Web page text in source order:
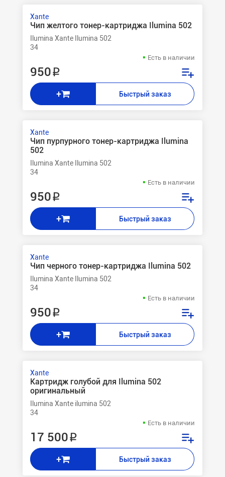
Xante
Чип желтого тонер-картриджа Ilumina 502
Ilumina Xante Ilumina 502
34
Есть в наличии
950 ₽
+ Быстрый заказ
Xante
Чип пурпурного тонер-картриджа Ilumina
502
Ilumina Xante Ilumina 502
34
Есть в наличии
950 ₽
+ Быстрый заказ
Xante
Чип черного тонер-картриджа Ilumina 502
Ilumina Xante Ilumina 502
34
Есть в наличии
950 ₽
+ Быстрый заказ
Xante
Картридж голубой для Ilumina 502
оригинальный
Ilumina Xante ilumina 502
34
Есть в наличии
17 500 ₽
+ Быстрый заказ